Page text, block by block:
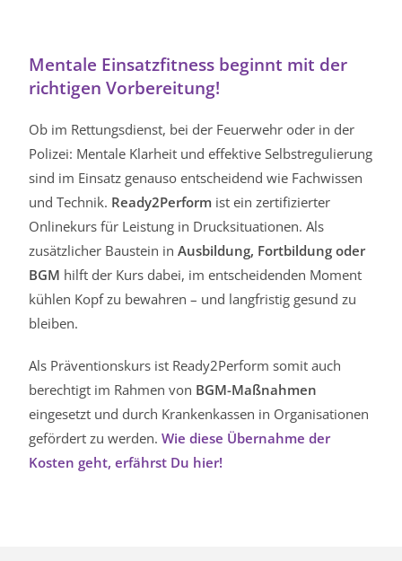
Mentale Einsatzfitness beginnt mit der
richtigen Vorbereitung!
Ob im Rettungsdienst, bei der Feuerwehr oder in der
Polizei: Mentale Klarheit und effektive Selbstregulierung
sind im Einsatz genauso entscheidend wie Fachwissen
und Technik. Ready2Perform ist ein zertifizierter
Onlinekurs für Leistung in Drucksituationen. Als
zusätzlicher Baustein inAusbildung, Fortbildung oder
BGM hilft der Kurs dabei, im entscheidenden Moment
kühlen Kopf zu bewahren – und langfristig gesund zu
bleiben.
Als Präventionskurs ist Ready2Perform somit auch
berechtigt im Rahmen von BGM-Maßnahmen
eingesetzt und durch Krankenkassen in Organisationen
gefördert zu werden.Wie diese Übernahme der
Kosten geht, erfährst Du hier!